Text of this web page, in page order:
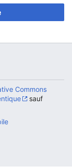
Commons
sauf